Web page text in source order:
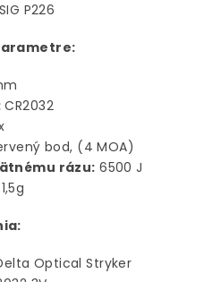
P226
CR2032
bod, (4 MOA)
rázu: 6500 J
Optical Stryker